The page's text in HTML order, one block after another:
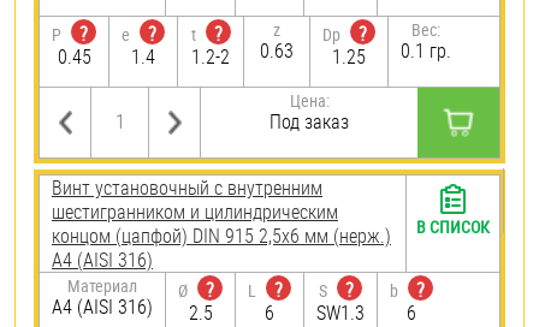
P
?
0.45
e
?
1.4
t
?
1.2-2
z
0.63
Dp
?
1.25
Вес:
0.1 гр.
Цена:
Под заказ
Винт установочный с внутренним
шестигранником и цилиндрическим
концом (цапфой) DIN 915 2,5х6 мм (нерж.)
A4 (AISI 316)
Материал
A4 (AISI 316)
Ø
?
2.5
L
?
6
S
?
SW1.3
b
?
6
В СПИСОК